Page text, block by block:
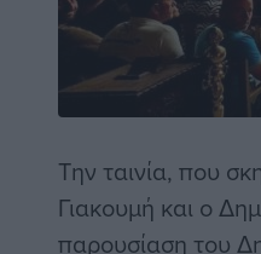
Την ταινία, που
Γιακουμή και ο
παρουσίαση του